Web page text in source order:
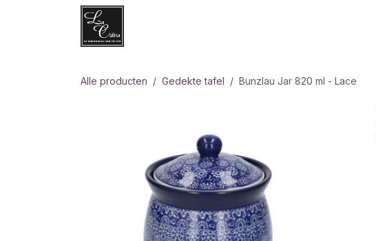
Overslaan naar inhoud
Alle producten Gedekte tafel Bunzlau Jar 820 ml - Lace